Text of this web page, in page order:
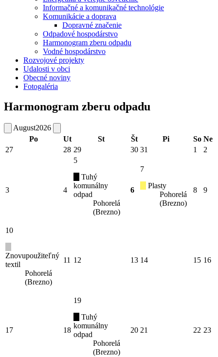
Informačné a komunikačné technológie
Komunikácie a doprava
Dopravné značenie
Odpadové hospodárstvo
Harmonogram zberu odpadu
Vodné hospodárstvo
Rozvojové projekty
Udalosti v obci
Obecné noviny
Fotogaléria
Harmonogram zberu odpadu
August2026
Po
Ut St Št Pi So Ne
27
28 29 30 31 1 2
3 4
5
Tuhý
komunálny
odpad
Pohorelá
(Brezno)
6
7
Plasty
Pohorelá
(Brezno)
8 9
10
Znovupoužiteľný
textil
Pohorelá
(Brezno)
11 12 13 14 15 16
17 18
19
Tuhý
komunálny
odpad
Pohorelá
(Brezno)
20 21 22 23